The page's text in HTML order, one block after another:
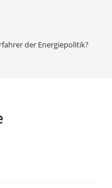
der Energiepolitik?